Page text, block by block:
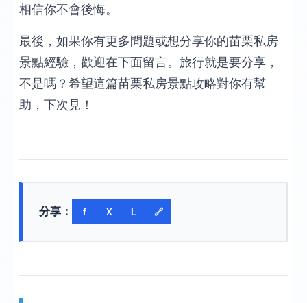
相信你不會後悔。
最後，如果你有更多問題或想分享你的苗栗私房
景點經驗，歡迎在下面留言。旅行就是要分享，
不是嗎？希望這篇苗栗私房景點攻略對你有幫
助，下次見！
分享： f X L 🔗